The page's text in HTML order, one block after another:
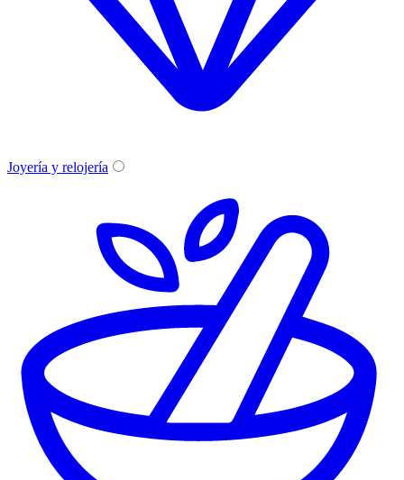
Joyería y relojería